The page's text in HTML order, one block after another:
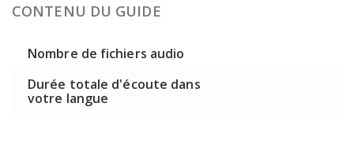
CONTENU DU GUIDE
Nombre de fichiers audio
Durée totale d'écoute dans
votre langue